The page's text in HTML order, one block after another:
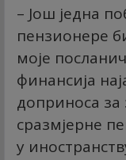
– Још једна
пензионере
моје
финансија
доприноса за
сразмјерне
у